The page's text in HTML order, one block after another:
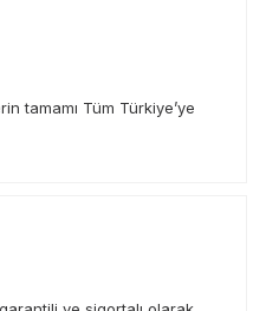
tamamı Tüm Türkiye’ye